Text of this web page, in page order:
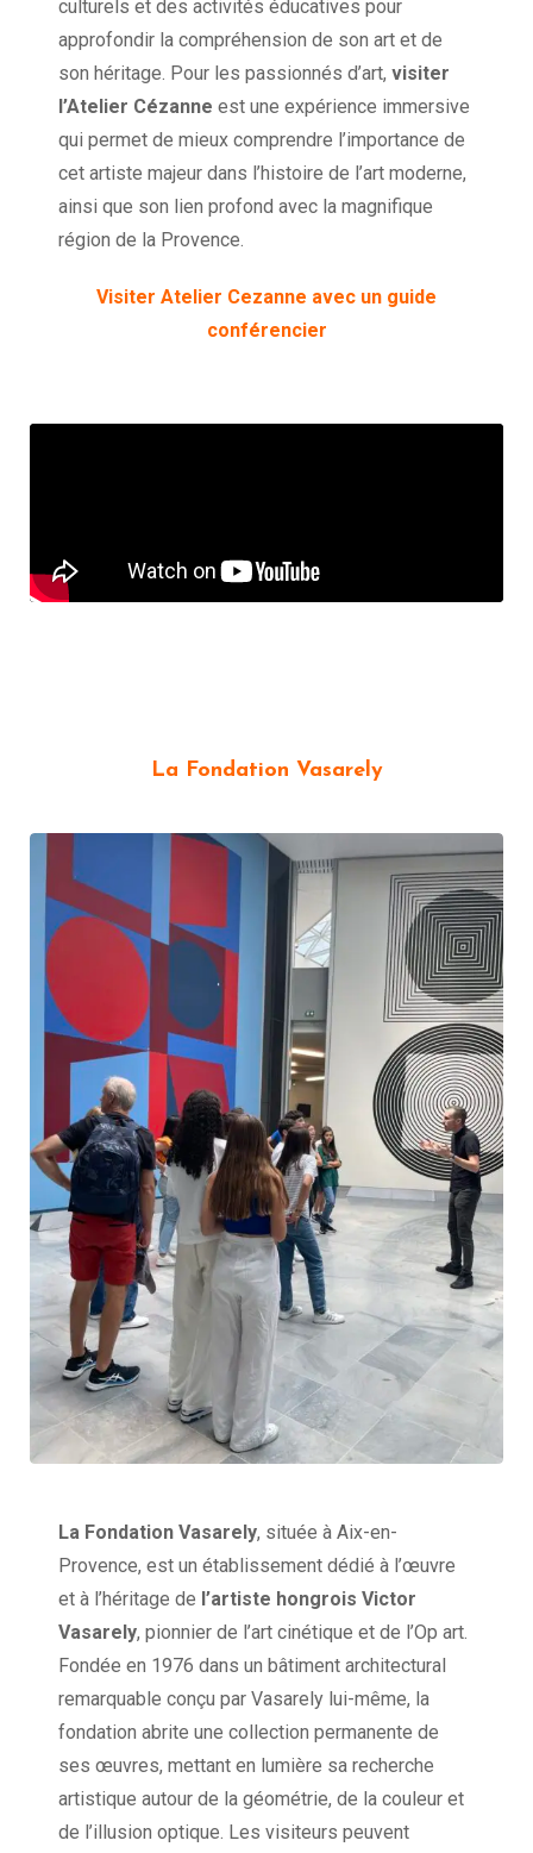
culturels et des activités éducatives pour
approfondir la compréhension de son art et de
son héritage. Pour les passionnés d’art, visiter
l’Atelier Cézanne est une expérience immersive
qui permet de mieux comprendre l’importance de
cet artiste majeur dans l’histoire de l’art moderne,
ainsi que son lien profond avec la magnifique
région de la Provence.
Visiter Atelier Cezanne avec un guide
conférencier
La Fondation Vasarely
La Fondation Vasarely, située à Aix-en-
Provence, est un établissement dédié à l’œuvre
et à l’héritage de l’artiste hongrois Victor
Vasarely, pionnier de l’art cinétique et de l’Op art.
Fondée en 1976 dans un bâtiment architectural
remarquable conçu par Vasarely lui-même, la
fondation abrite une collection permanente de
ses œuvres, mettant en lumière sa recherche
artistique autour de la géométrie, de la couleur et
de l’illusion optique. Les visiteurs peuvent